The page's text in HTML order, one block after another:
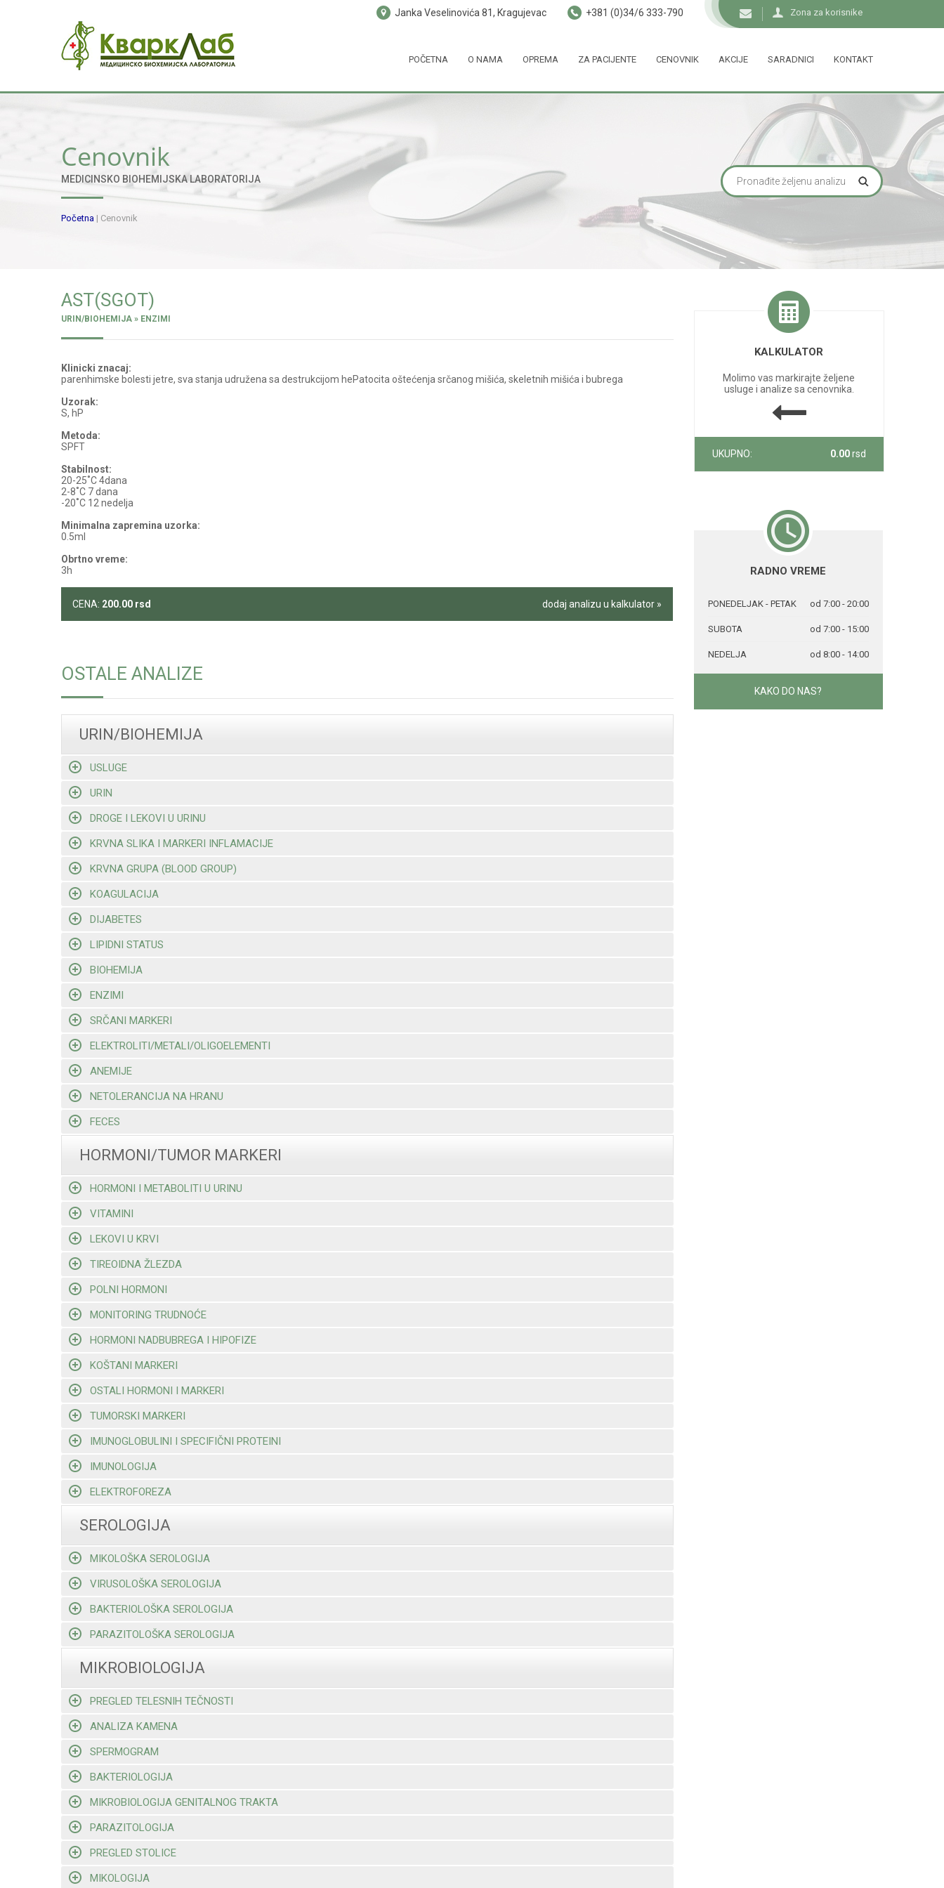
Zona za korisnike
Janka Veselinovića 81, Kragujevac +381 (0)34/6 333-790
POČETNA O NAMA OPREMA ZA PACIJENTE CENOVNIK AKCIJE SARADNICI KONTAKT
Cenovnik
MEDICINSKO BIOHEMIJSKA LABORATORIJA
Početna | Cenovnik
AST(SGOT)
URIN/BIOHEMIJA » ENZIMI
Klinicki znacaj:
parenhimske bolesti jetre, sva stanja udružena sa destrukcijom hePatocita oštećenja srčanog mišića, skeletnih mišića i bubrega
Uzorak:
S, hP
Metoda:
SPFT
Stabilnost:
20-25˚C 4dana
2-8˚C 7 dana
-20˚C 12 nedelja
Minimalna zapremina uzorka:
0.5ml
Obrtno vreme:
3h
CENA: 200.00 rsd dodaj analizu u kalkulator »
OSTALE ANALIZE
URIN/BIOHEMIJA
USLUGE
URIN
DROGE I LEKOVI U URINU
KRVNA SLIKA I MARKERI INFLAMACIJE
KRVNA GRUPA (BLOOD GROUP)
KOAGULACIJA
DIJABETES
LIPIDNI STATUS
BIOHEMIJA
ENZIMI
SRČANI MARKERI
ELEKTROLITI/METALI/OLIGOELEMENTI
ANEMIJE
NETOLERANCIJA NA HRANU
FECES
HORMONI/TUMOR MARKERI
HORMONI I METABOLITI U URINU
VITAMINI
LEKOVI U KRVI
TIREOIDNA ŽLEZDA
POLNI HORMONI
MONITORING TRUDNOĆE
HORMONI NADBUBREGA I HIPOFIZE
KOŠTANI MARKERI
OSTALI HORMONI I MARKERI
TUMORSKI MARKERI
IMUNOGLOBULINI I SPECIFIČNI PROTEINI
IMUNOLOGIJA
ELEKTROFOREZA
SEROLOGIJA
MIKOLOŠKA SEROLOGIJA
VIRUSOLOŠKA SEROLOGIJA
BAKTERIOLOŠKA SEROLOGIJA
PARAZITOLOŠKA SEROLOGIJA
MIKROBIOLOGIJA
PREGLED TELESNIH TEČNOSTI
ANALIZA KAMENA
SPERMOGRAM
BAKTERIOLOGIJA
MIKROBIOLOGIJA GENITALNOG TRAKTA
PARAZITOLOGIJA
PREGLED STOLICE
MIKOLOGIJA
KALKULATOR
Molimo vas markirajte željene
usluge i analize sa cenovnika.
UKUPNO: 0.00rsd
RADNO VREME
PONEDELJAK - PETAK od 7:00 - 20:00
SUBOTA od 7:00 - 15:00
NEDELJA od 8:00 - 14:00
KAKO DO NAS?